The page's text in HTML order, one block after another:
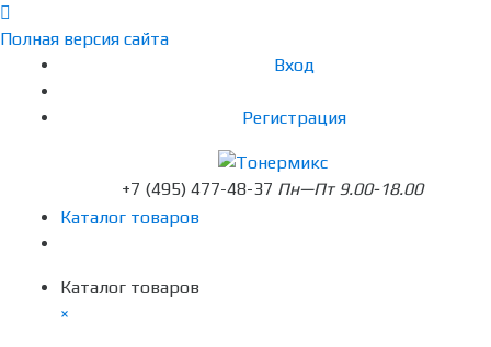
Полная версия сайта
Вход
Регистрация
+7 (495) 477-48-37 Пн—Пт 9.00-18.00
Каталог товаров
Каталог товаров
×